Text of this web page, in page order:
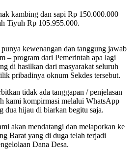
kambing dan sapi Rp 150.000.000
Tiyuh Rp 105.955.000.
kewenangan dan tanggung jawab
– program dari Pemerintah apa lagi
di hasilkan dari masyarakat seluruh
pribadinya oknum Sekdes tersebut.
tidak ada tanggapan / penjelasan
kami kompirmasi melalui WhatsApp
dua hijau di biarkan begitu saja.
akan mendatangi dan melaporkan ke
Barat yang di duga telah terjadi
Dana Desa.